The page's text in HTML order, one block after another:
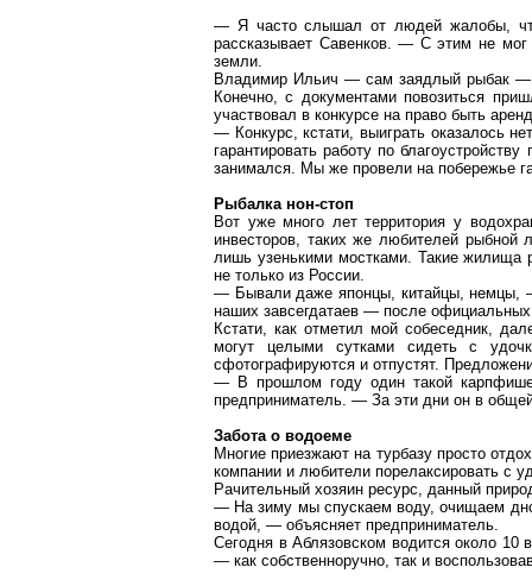
— Я часто слышал от людей жалобы,
рассказывает Савенков. — С этим не мог
земли.
Владимир Ильич — сам заядлый рыбак —
Конечно, с документами повозиться
участвовал в конкурсе на право быть
— Конкурс, кстати, выиграть оказалось
гарантировать работу по
занимался. Мы же провели на побережье
Рыбалка нон-стоп
Вот уже много лет территория у
инвесторов, таких же любителей
лишь узенькими мостками. Такие
не только из России.
— Бывали даже японцы, китайцы, немцы,
наших завсегдатаев — после
Кстати, как отметил мой собеседник,
могут целыми сутками сидеть с
сфотографируются и отпустят.
— В прошлом году один такой
предприниматель. — За эти дни он в
Забота о водоеме
Многие приезжают на турбазу просто
компании и любители порелаксировать с
Рачительный хозяин ресурс, данный
— На зиму мы спускаем воду, очищаем
водой, — объясняет предприниматель.
Сегодня вАблязовском водится около 10
— как собственноручно, так и